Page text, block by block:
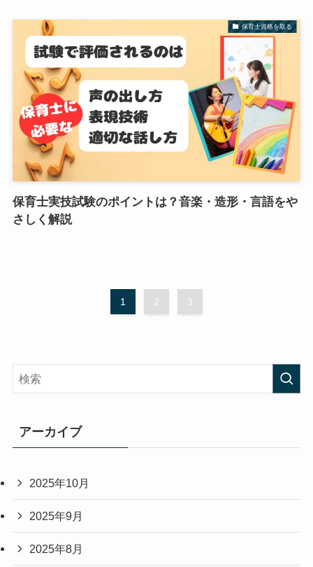
保育士資格を取る
保育士実技試験のポイントは？音楽・造形・言語をや
さしく解説
1 2 3
アーカイブ
2025年10月
2025年9月
2025年8月